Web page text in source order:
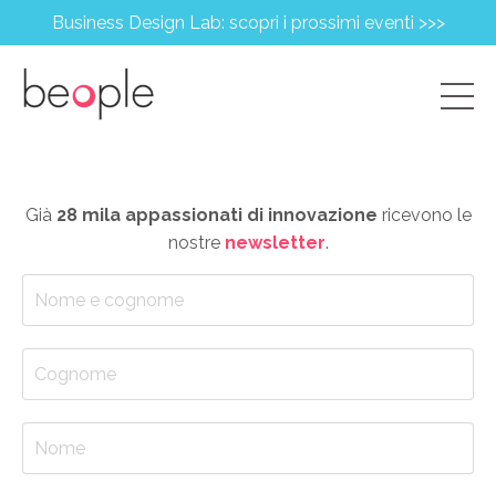
Business Design Lab: scopri i prossimi eventi >>>
Già 28 mila appassionati di innovazione ricevono le
nostre newsletter.